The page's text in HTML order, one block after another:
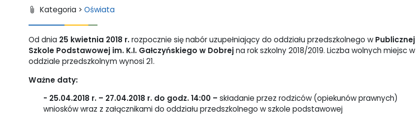
Kategoria >Oświata
Od dnia 25 kwietnia 2018 r.rozpocznie się nabór uzupełniający do oddziału przedszkolnego wPublicznej
Szkole Podstawowej im. K.I. Gałczyńskiego w Dobrejna rok szkolny 2018/2019. Liczba wolnych miejsc w
oddziale przedszkolnym wynosi 21.
Ważne daty:
- 25.04.2018 r. – 27.04.2018 r. do godz. 14:00 –składanie przez rodziców (opiekunów prawnych)
wniosków wraz z załącznikami do oddziału przedszkolnego w szkole podstawowej